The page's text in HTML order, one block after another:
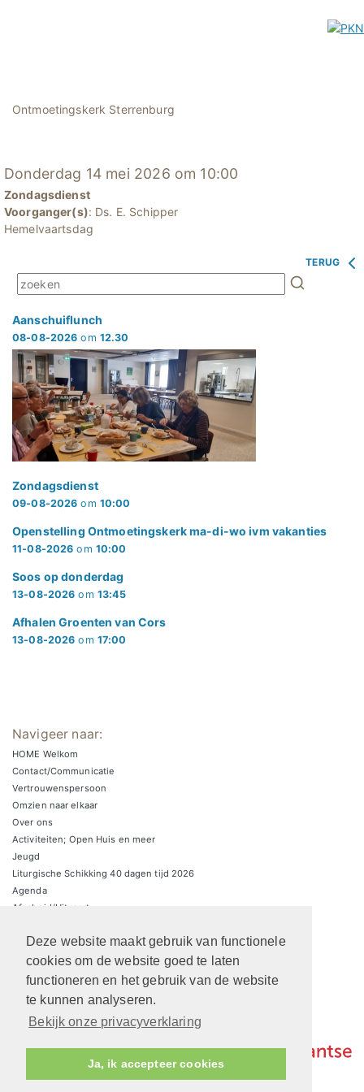
Deze website maakt gebruik van functionele
cookies om de website goed te laten
functioneren en het gebruik van de website
te kunnen analyseren.
Bekijk onze privacyverklaring
Ja, ik accepteer cookies
Ontmoetingskerk Sterrenburg
Donderdag 14 mei 2026 om 10:00
Zondagsdienst
Voorganger(s): Ds. E. Schipper
Hemelvaartsdag
TERUG
Aanschuiflunch
08-08-2026 om 12.30
Zondagsdienst
09-08-2026 om 10:00
Openstelling Ontmoetingskerk ma-di-wo ivm vakanties
11-08-2026 om 10:00
Soos op donderdag
13-08-2026 om 13:45
Afhalen Groenten van Cors
13-08-2026 om 17:00
Navigeer naar:
HOME Welkom
Contact/Communicatie
Vertrouwenspersoon
Omzien naar elkaar
Over ons
Activiteiten; Open Huis en meer
Jeugd
Liturgische Schikking 40 dagen tijd 2026
Agenda
Afscheid/Uitvaart
Zaalverhuur/parkeren
ARCHIEF Liturgische schikkingen